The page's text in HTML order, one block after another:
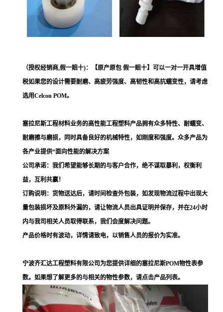
（授权经销商,假一赔十)：【原产原包 假一赔十】可以一对一开具增值
税如果您的设计需要耐磨、高疲劳强度、高韧性和高抗蠕变性，请考虑
选用Celcon POM。
塞拉尼斯工程材料业务的高性能工程塑料产品拥有众多特性、耐蠕变、
耐磨擦与磨损，同时具备良好的机械特性，如刚度和强度。众多产品为
各产业提供“面向性能的解决方案
公司承诺：我们希望能够长期的与客户合作，绝不谋取暴利，权衡利
益，互利共赢！
订购说明：货物送达后，请时间检查外包装，如发现物流过程中出现大
量包装损坏及原料外漏的，请让物流人员出具证明并保存，并在24小时
内与我司相关人员取得联系，我们会度解决问题。
产品价格时有波动，详情请致电，以销售人员的报价为实准。
宁波齐汇达工程塑料有限公司为您提供详细的塞拉尼斯POM物性表参
数。如果想了解更多的与相关的物性参数，请点击产品列表。